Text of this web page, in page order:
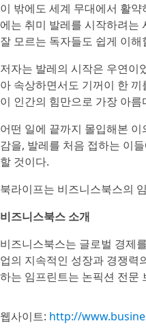
이 밖에도 세계 무대에서 활
에는 취미 발레를 시작하려는
잘 모르는 독자들도 쉽게 이
저자는 발레의 시작은 우연이
아 속상하면서도 기꺼이 한
이 인간의 힘만으로 가장 아
어떤 일에 끝까지 몰입해본
감을, 발레를 처음 접하는 이
할 것이다.
북라이프는 비즈니스북스의
비즈니스북스 소개
비즈니스북스는 글로벌 경제
업의 지속적인 성장과 경쟁력
하는 임프린트는 논픽션 전문
웹사이트: http://